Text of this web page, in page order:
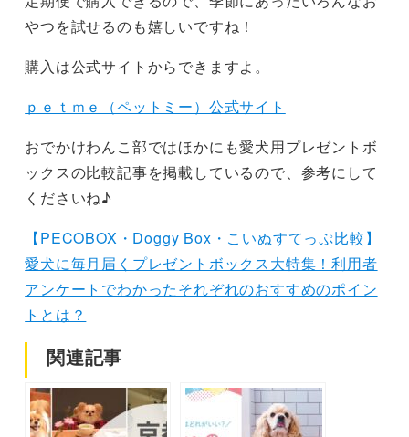
やつを試せるのも嬉しいですね！
購入は公式サイトからできますよ。
ｐｅｔｍｅ（ペットミー）公式サイト
おでかけわんこ部ではほかにも愛犬用プレゼントボ
ックスの比較記事を掲載しているので、参考にして
くださいね♪
【PECOBOX・Doggy Box・こいぬすてっぷ比較】
愛犬に毎月届くプレゼントボックス大特集！利用者
アンケートでわかったそれぞれのおすすめのポイン
トとは？
関連記事